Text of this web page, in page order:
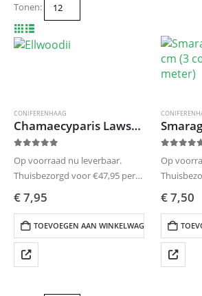
Tonen:
CONIFERENHAAG
Chamaecyparis Lawsoniana Ellwoodii 100-125 (3 coniferen per meter)
Op voorraad nu leverbaar.
Thuisbezorgd voor €47,95 per
bestelling. Verzending door
Kwekerij Top&Top
Uw bestelling zelf ophalen op
afspraak.
Vermeld uw gewenste bezorg- of
ophaaldag in de winkelwagen.
€7,95
TOEVOEGEN AAN WINKELWAGEN
Op
Kwekerij
Uw
afspraak.
Vermeld
Levertijd
€7,50